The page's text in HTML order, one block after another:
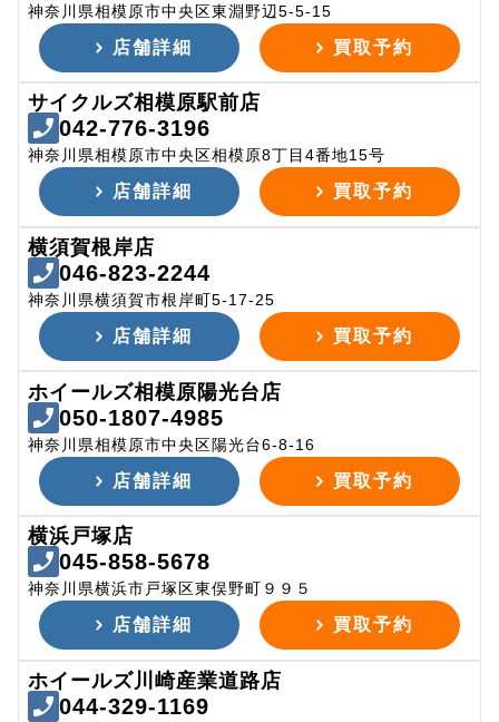
神奈川県相模原市中央区東淵野辺5-5-15
店舗詳細 買取予約
サイクルズ相模原駅前店
042-776-3196
神奈川県相模原市中央区相模原8丁目4番地15号
店舗詳細 買取予約
横須賀根岸店
046-823-2244
神奈川県横須賀市根岸町5-17-25
店舗詳細 買取予約
ホイールズ相模原陽光台店
050-1807-4985
神奈川県相模原市中央区陽光台6-8-16
店舗詳細 買取予約
横浜戸塚店
045-858-5678
神奈川県横浜市戸塚区東俣野町９９５
店舗詳細 買取予約
ホイールズ川崎産業道路店
044-329-1169